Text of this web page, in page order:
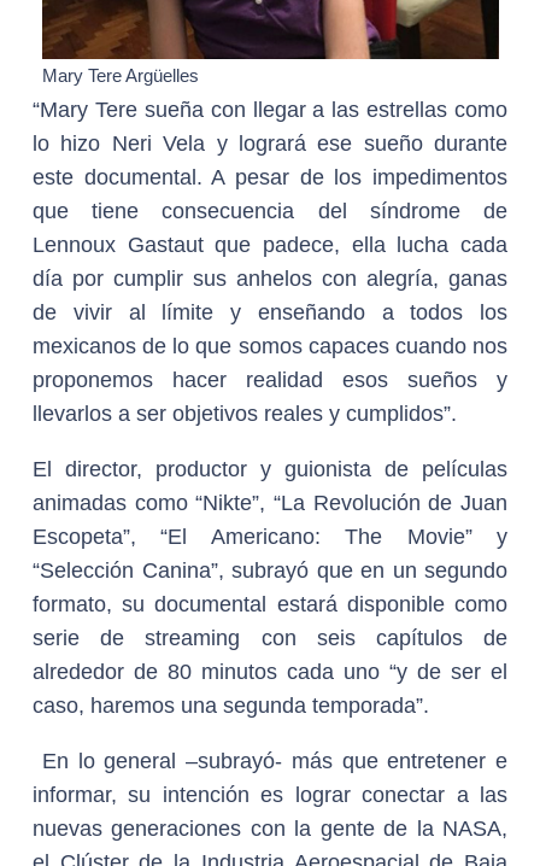
Mary Tere Argüelles
“Mary Tere sueña con llegar a las estrellas como
lo hizo Neri Vela y logrará ese sueño durante
este documental. A pesar de los impedimentos
que tiene consecuencia del síndrome de
Lennoux Gastaut que padece, ella lucha cada
día por cumplir sus anhelos con alegría, ganas
de vivir al límite y enseñando a todos los
mexicanos de lo que somos capaces cuando nos
proponemos hacer realidad esos sueños y
llevarlos a ser objetivos reales y cumplidos”.
El director, productor y guionista de películas
animadas como “Nikte”, “La Revolución de Juan
Escopeta”, “El Americano: The Movie” y
“Selección Canina”, subrayó que en un segundo
formato, su documental estará disponible como
serie de streaming con seis capítulos de
alrededor de 80 minutos cada uno “y de ser el
caso, haremos una segunda temporada”.
En lo general –subrayó- más que entretener e
informar, su intención es lograr conectar a las
nuevas generaciones con la gente de la NASA,